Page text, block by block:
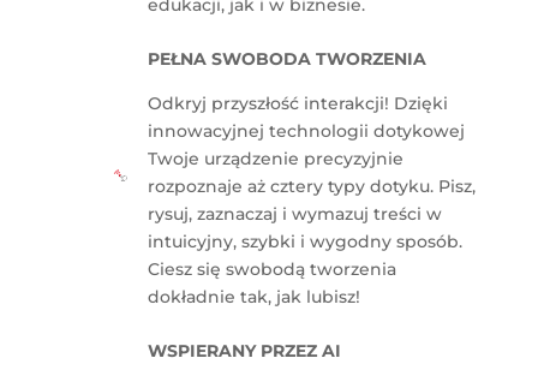
edukacji, jak i w biznesie.
PEŁNA SWOBODA TWORZENIA
Odkryj przyszłość interakcji! Dzięki
innowacyjnej technologii dotykowej
Twoje urządzenie precyzyjnie
rozpoznaje aż cztery typy dotyku. Pisz,
rysuj, zaznaczaj i wymazuj treści w
intuicyjny, szybki i wygodny sposób.
Ciesz się swobodą tworzenia
dokładnie tak, jak lubisz!
WSPIERANY PRZEZ AI